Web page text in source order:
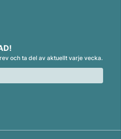
och ta del av aktuellt varje vecka.